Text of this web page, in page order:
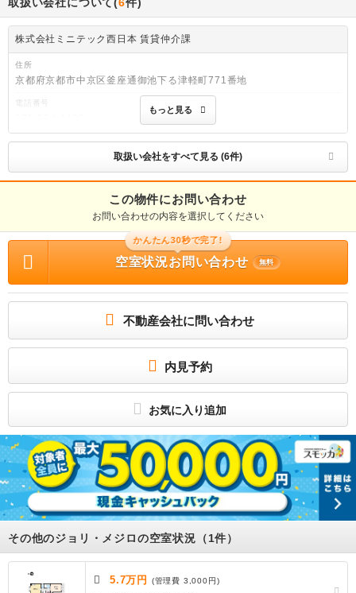
取扱い会社について(6件)
株式会社ミニテック西日本 賃貸仲介課
住所
京都府京都市中京区釜座通御池下る津軽町771番地
電話番号
免許番号
国土交通大臣免許(2)第8816号
取引態様
260124462
※お問い合わせの際には、担当者へ物件管理番号をお伝えください。
連絡先
0037-6008-5222
物件の所在地 : 京都府京都市下京区西新屋敷中堂寺町 / 交通の利便 : 山陰本線/丹波
損害保険料 : 17000円(2年) / その他 : 管理人：巡回 更新料：1ヶ月 更新料区分：
に関すること、全力サポートいたします♪
【丹波口☆】京都市下京区の賃貸。ゆったり暮らせる1DKはいかがですか♪休日は梅
小路公園のお散歩や水族館で癒されてください♪
所属団体
公益財団法人 日本賃貸住宅管理協会
公益社団法人 全国宅地建物取引業協会
－
もっと見る
取扱い会社をすべて見る (6件)
この物件にお問い合わせ
お問い合わせの内容を選択してください
かんたん30秒で完了!
空室状況お問い合わせ 無料
不動産会社に問い合わせ
内見予約
お気に入り追加
その他のジョリ・メジロの空室状況（1件）
5.7万円 (管理費 3,000円)